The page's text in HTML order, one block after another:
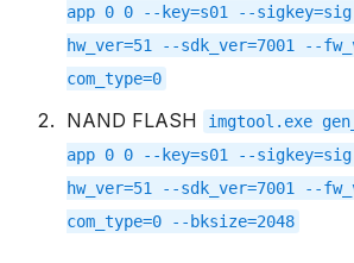
app 0 0 --key=s01 --sigkey=sig
hw_ver=51
--sdk_ver=7001 --
com_type=0
NAND FLASH imgtool.exe
app 0 0 --key=s01 --sigkey=sig
hw_ver=51
--sdk_ver=7001 --
com_type=0
--bksize=2048